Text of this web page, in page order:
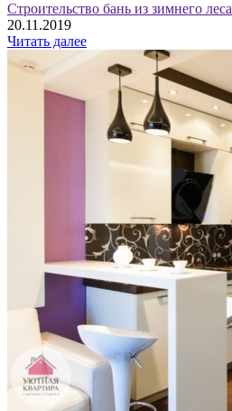
Строительство бань из зимнего леса
20.11.2019
Читать далее